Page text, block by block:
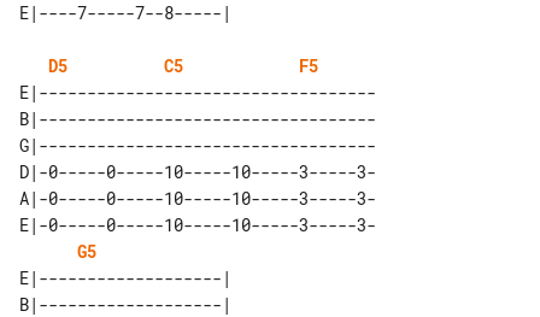
D5 C5
F5
E|-----------------------------------
B|-----------------------------------
G|-----------------------------------
D|-0-----0-----10-----10-----3-----3-
A|-0-----0-----10-----10-----3-----3-
E|-0-----0-----10-----10-----3-----3-
G5
E|-------------------|
B|-------------------|